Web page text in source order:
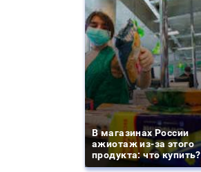
В магазинах России
ажиотаж из-за этого
продукта: что купить?